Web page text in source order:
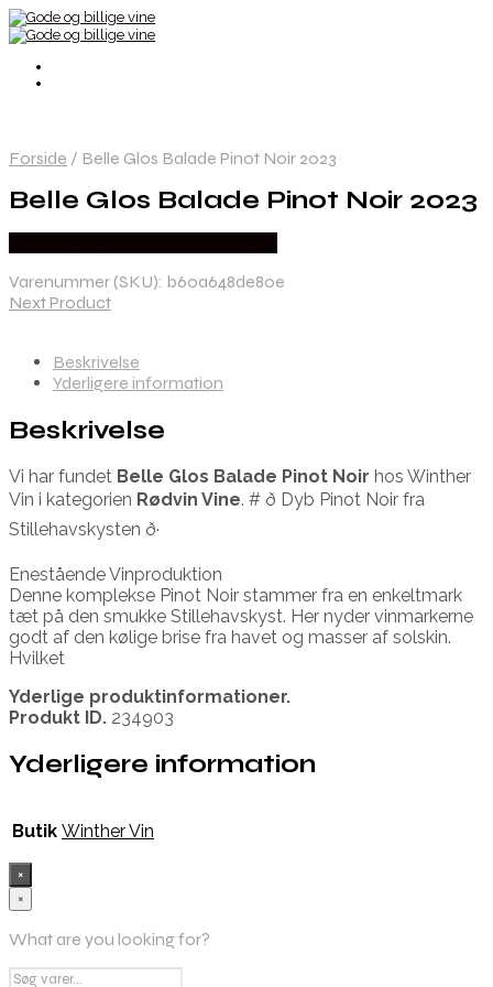
Forside / Belle Glos Balade Pinot Noir 2023
Belle Glos Balade Pinot Noir 2023
Varenummer (SKU): b60a648de80e
Next Product
Beskrivelse
Yderligere information
Beskrivelse
Vi har fundet Belle Glos Balade Pinot Noir hos Winther
Vin i kategorien Rødvin Vine. # ð Dyb Pinot Noir fra
Stillehavskysten ð·
Enestående Vinproduktion
Denne komplekse Pinot Noir stammer fra en enkeltmark
tæt på den smukke Stillehavskyst. Her nyder vinmarkerne
godt af den kølige brise fra havet og masser af solskin.
Hvilket
Yderlige produktinformationer.
Produkt ID. 234903
Yderligere information
Butik Winther Vin
×
×
What are you looking for?